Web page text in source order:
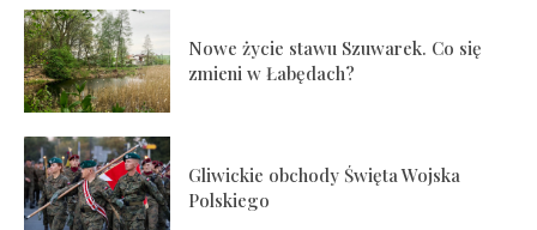
Nowe życie stawu Szuwarek. Co się
zmieni w Łabędach?
Gliwickie obchody Święta Wojska
Polskiego